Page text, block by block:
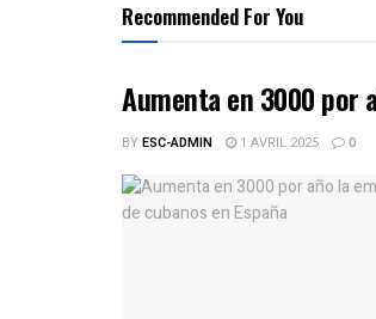
Recommended For You
Aumenta en 3000 por
BYESC-ADMIN 1 AVRIL 2025 0